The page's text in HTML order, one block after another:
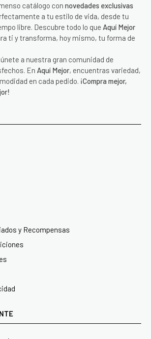
catálogo con novedades exclusivas
a tu estilo de vida, desde tu
libre. Descubre todo lo que Aquí Mejor
ti y transforma, hoy mismo, tu forma de
a nuestra gran comunidad de
En Aquí Mejor, encuentras variedad,
en cada pedido. ¡Compra mejor,
y Recompensas